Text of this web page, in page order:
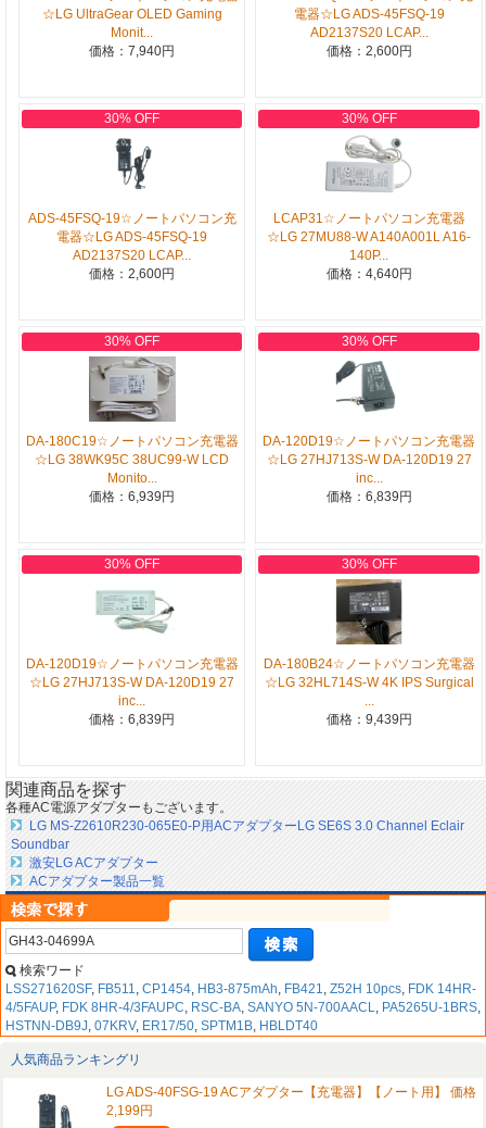
☆LG UltraGear OLED Gaming
Monit...
価格：7,940円
電器☆LG ADS-45FSQ-19
AD2137S20 LCAP...
価格：2,600円
30% OFF
ADS-45FSQ-19☆ノートパソコン充
電器☆LG ADS-45FSQ-19
AD2137S20 LCAP...
価格：2,600円
30% OFF
LCAP31☆ノートパソコン充電器
☆LG 27MU88-W A140A001L A16-
140P...
価格：4,640円
30% OFF
DA-180C19☆ノートパソコン充電器
☆LG 38WK95C 38UC99-W LCD
Monito...
価格：6,939円
30% OFF
DA-120D19☆ノートパソコン充電器
☆LG 27HJ713S-W DA-120D19 27
inc...
価格：6,839円
30% OFF
DA-120D19☆ノートパソコン充電器
☆LG 27HJ713S-W DA-120D19 27
inc...
価格：6,839円
30% OFF
DA-180B24☆ノートパソコン充電器
☆LG 32HL714S-W 4K IPS Surgical
...
価格：9,439円
関連商品を探す
各種AC電源アダプターもございます。
LG MS-Z2610R230-065E0-P用ACアダプターLG SE6S 3.0 Channel Eclair
Soundbar
激安LG ACアダプター
ACアダプター製品一覧
検索ワード
LSS271620SF, FB511, CP1454, HB3-875mAh, FB421, Z52H 10pcs, FDK 14HR-
4/5FAUP, FDK 8HR-4/3FAUPC, RSC-BA, SANYO 5N-700AACL, PA5265U-1BRS,
HSTNN-DB9J, 07KRV, ER17/50, SPTM1B, HBLDT40
人気商品ランキングリ
LG ADS-40FSG-19 ACアダプター【充電器】【ノート用】 価格
2,199円